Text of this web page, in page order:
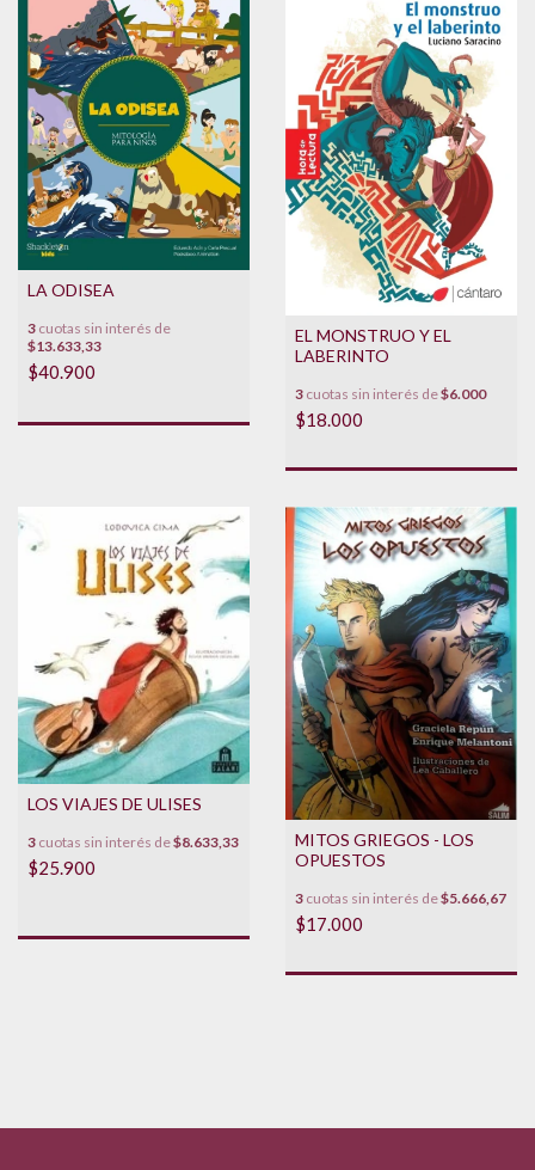
LA ODISEA
3 cuotas sin interés de
$13.633,33
$40.900
EL MONSTRUO Y EL
LABERINTO
3 cuotas sin interés de$6.000
$18.000
LOS VIAJES DE ULISES
3 cuotas sin interés de$8.633,33
$25.900
MITOS GRIEGOS - LOS
OPUESTOS
3 cuotas sin interés de$5.666,67
$17.000